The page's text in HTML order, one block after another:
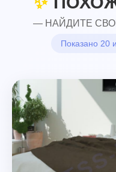
— НАЙДИТЕ
Показано 20